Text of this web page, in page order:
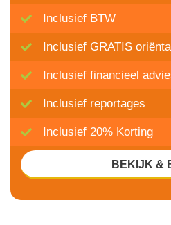
Inclusief BTW
Inclusief GRATIS
Inclusief financieel
Inclusief reportages
Inclusief 20% Korting
BEKIJK &